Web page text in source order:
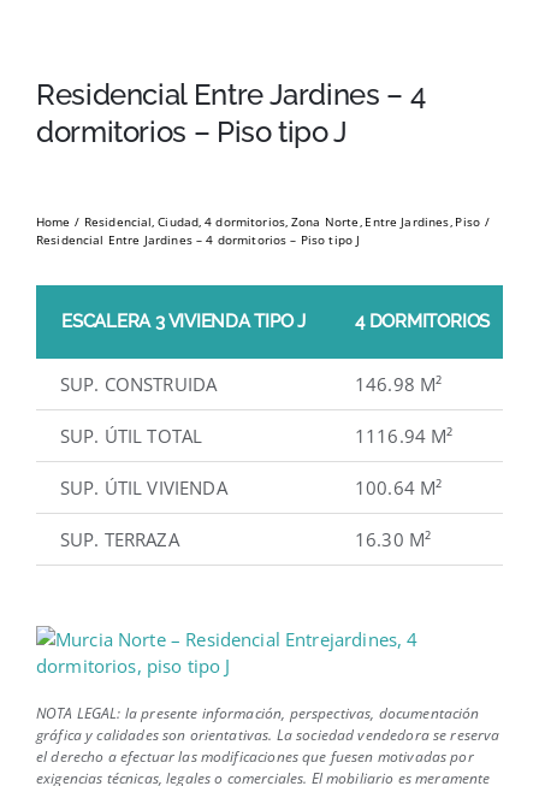
Residencial Entre Jardines – 4
dormitorios – Piso tipo J
Home Residencial Ciudad 4 dormitorios Zona Norte Entre Jardines Piso
Residencial Entre Jardines – 4 dormitorios – Piso tipo J
ESCALERA 3 VIVIENDA TIPO J 4 DORMITORIOS
SUP. CONSTRUIDA 146.98 M²
SUP. ÚTIL TOTAL 1116.94 M²
SUP. ÚTIL VIVIENDA 100.64 M²
SUP. TERRAZA 16.30 M²
NOTA LEGAL: la presente información, perspectivas, documentación
gráfica y calidades son orientativas. La sociedad vendedora se reserva
el derecho a efectuar las modificaciones que fuesen motivadas por
exigencias técnicas, legales o comerciales. El mobiliario es meramente